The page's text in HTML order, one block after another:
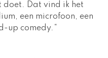
doet. Dat vind ik het
een microfoon, een
up comedy.“